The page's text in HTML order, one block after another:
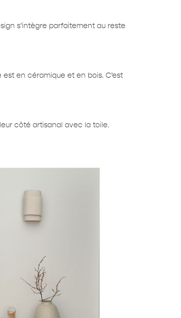
s’intègre parfaitement au reste
en céramique et en bois. C’est
côté artisanal avec la toile.